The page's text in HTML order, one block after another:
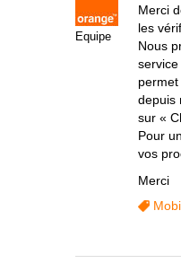
Equipe
Merci
les
Nous
depuis
sur «
Pour
vos
Merci